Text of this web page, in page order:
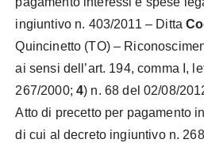
ingiuntivo n. 403/2011 – Ditta
Quincinetto (TO) –
ai sensi dell’art. 194, comma I,
267/2000; 4) n. 68 del 02/08/
Attodi precetto per pagamento
di cui al decreto ingiuntivo n.